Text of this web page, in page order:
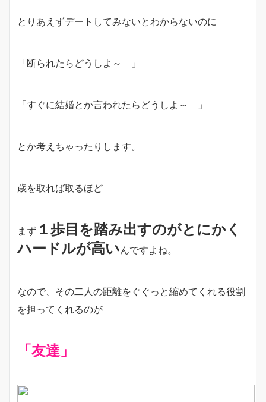
とりあえずデートしてみないとわからないのに
「断られたらどうしよ～ 」
「すぐに結婚とか言われたらどうしよ～ 」
とか考えちゃったりします。
歳を取れば取るほど
まず １歩目を踏み出すのがとにかく
ハードルが高いんですよね。
なので、その二人の距離をぐぐっと縮めてくれる役割
を担ってくれるのが
「友達」